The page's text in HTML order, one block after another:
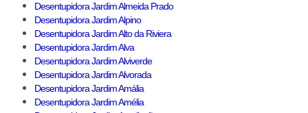
Desentupidora Jardim Almeida Prado
Desentupidora Jardim Alpino
Desentupidora Jardim Alto da Riviera
Desentupidora Jardim Alva
Desentupidora Jardim Alviverde
Desentupidora Jardim Alvorada
Desentupidora Jardim Amália
Desentupidora Jardim Amélia